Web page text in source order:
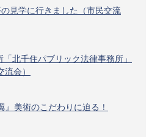
見学に行きました（市民交流
北千住パブリック法律事務所」
会）
』美術のこだわりに迫る！